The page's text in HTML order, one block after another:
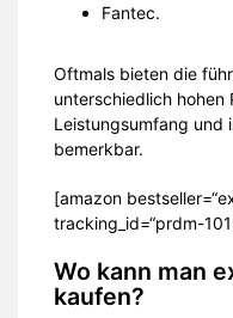
Fantec.
Oftmals bieten die
unterschiedlich hohen
Leistungsumfang und
bemerkbar.
[amazon
tracking_id=“prdm-
Wo kann man
kaufen?